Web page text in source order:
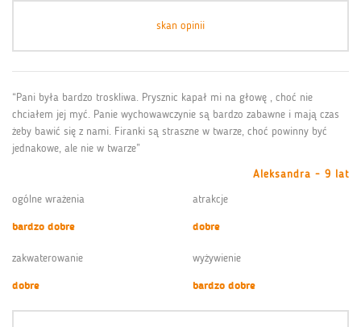
skan opinii
“Pani była bardzo troskliwa. Prysznic kapał mi na głowę , choć nie
chciałem jej myć. Panie wychowawczynie są bardzo zabawne i mają czas
żeby bawić się z nami. Firanki są straszne w twarze, choć powinny być
jednakowe, ale nie w twarze”
Aleksandra - 9 lat
ogólne wrażenia
bardzo dobre
atrakcje
dobre
zakwaterowanie
dobre
wyżywienie
bardzo dobre